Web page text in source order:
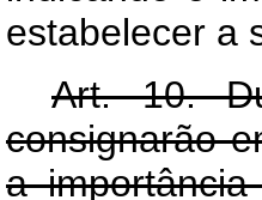
estabelecer a
Art. 10.
consignarão
a